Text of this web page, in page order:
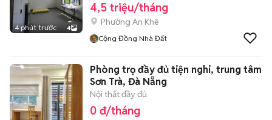
4 phút trước 4
4,5 triệu/tháng
Phường An Khê
Cộng Đồng Nhà Đất
Phòng trọ đầy đủ tiện nghi, trung tâm
Sơn Trà, Đà Nẵng
Nội thất đầy đủ
0 đ/tháng